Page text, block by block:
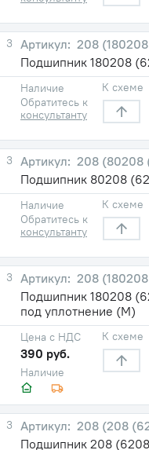
3
208
Подшипник 180208
Наличие
Обратитесь к
консультанту
К схеме
3
208 (80208
Подшипник 80208
Наличие
Обратитесь к
консультанту
К схеме
3
208
Подшипник 180208
под уплотнение (М)
Наличие
Цена с НДС
390 руб.
К схеме
3
208 (208
Подшипник 208